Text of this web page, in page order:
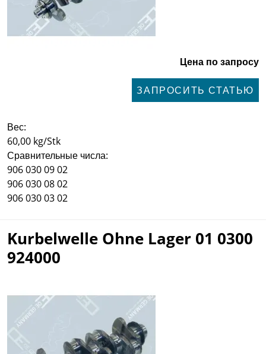
Цена по запросу
ЗАПРОСИТЬ СТАТЬЮ
Вес:
60,00 kg/Stk
Сравнительные числа:
906 030 09 02
906 030 08 02
906 030 03 02
Kurbelwelle Ohne Lager 01 0300
924000